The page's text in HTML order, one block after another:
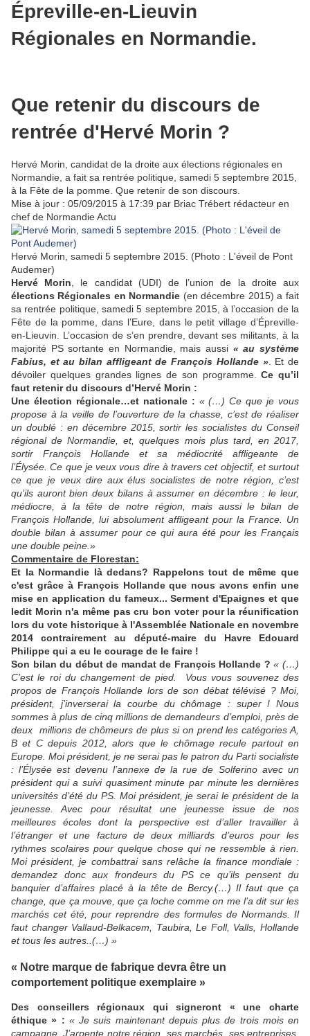
Épreville-en-Lieuvin
Régionales en Normandie.
Que retenir du discours de
rentrée d'Hervé Morin ?
Hervé Morin, candidat de la droite aux élections régionales en
Normandie, a fait sa rentrée politique, samedi 5 septembre 2015,
à la Fête de la pomme. Que retenir de son discours.
Mise à jour : 05/09/2015 à 17:39 par Briac Trébert rédacteur en
chef de Normandie Actu
Hervé Morin, samedi 5 septembre 2015. (Photo : L'éveil de Pont
Audemer)
Hervé Morin, le candidat (UDI) de l’union de la droite aux
élections Régionales en Normandie (en décembre 2015) a fait
sa rentrée politique, samedi 5 septembre 2015, à l’occasion de la
Fête de la pomme, dans l’Eure, dans le petit village d’Épreville-
en-Lieuvin. L’occasion de s’en prendre, devant ses militants, à la
majorité PS sortante en Normandie, mais aussi « au système
Fabius, et au bilan affligeant de François Hollande ». Et de
dévoiler quelques grandes lignes de son programme.Ce qu’il
faut retenir du discours d’Hervé Morin :
Une élection régionale…et nationale : « (…) Ce que je vous
propose à la veille de l’ouverture de la chasse, c’est de réaliser
un doublé : en décembre 2015, sortir les socialistes du Conseil
régional de Normandie, et, quelques mois plus tard, en 2017,
sortir François Hollande et sa médiocrité affligeante de
l’Élysée. Ce que je veux vous dire à travers cet objectif, et surtout
ce que je veux dire aux élus socialistes de notre région, c’est
qu’ils auront bien deux bilans à assumer en décembre : le leur,
médiocre, à la tête de notre région, mais aussi le bilan de
François Hollande, lui absolument affligeant pour la France. Un
double bilan à assumer pour ce qui aura été pour les Français
une double peine.»
Commentaire de Florestan:
Et la Normandie là dedans? Rappelons tout de même que
c'est grâce à François Hollande que nous avons enfin une
mise en application du fameux... Serment d'Epaignes et que
ledit Morin n'a même pas cru bon voter pour la réunification
lors du vote historique à l'Assemblée Nationale en novembre
2014 contrairement au député-maire du Havre Edouard
Philippe qui a eu le courage de le faire !
Son bilan du début de mandat de François Hollande ?« (…)
C’est le roi du changement de pied. Vous vous souvenez des
propos de François Hollande lors de son débat télévisé ? Moi,
président, j’inverserai la courbe du chômage : super ! Nous
sommes à plus de cinq millions de demandeurs d’emploi, près de
deux millions de chômeurs de plus si on prend les catégories A,
B et C depuis 2012, alors que le chômage recule partout en
Europe. Moi président, je ne serai pas le patron du Parti socialiste
: l’Élysée est devenu l’annexe de la rue de Solferino avec un
président qui a suivi quasiment minute par minute les dernières
universités d’été du PS. Moi président, je serai le président de la
jeunesse. Avec pour résultat une jeunesse issue de nos
meilleures écoles dont la perspective est d’aller travailler à
l’étranger et une facture de deux milliards d’euros pour les
rythmes scolaires pour quelque chose qui ne ressemble à rien.
Moi président, je combattrai sans relâche la finance mondiale :
demandez donc aux frondeurs du PS ce qu’ils pensent du
banquier d’affaires placé à la tête de Bercy.(…) Il faut que ça
change, que ça mouve, que ça loche comme on me l’a dit sur les
marchés cet été, pour reprendre des formules de Normands. Il
faut changer Vallaud-Belkacem, Taubira, Le Foll, Valls, Hollande
et tous les autres..(…) »
« Notre marque de fabrique devra être un
comportement politique exemplaire »
Des conseillers régionaux qui signeront « une charte
éthique » : « Je suis maintenant depuis plus de trois mois en
campagne. J’arpente notre région, ses marchés, ses entreprises,